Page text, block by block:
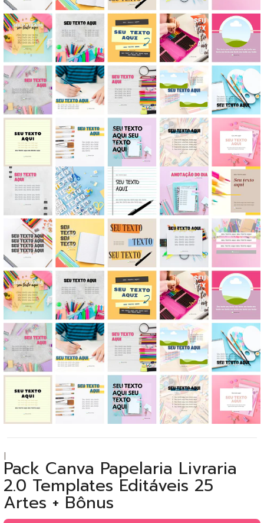
|Pack Canva Papelaria Livraria
2.0 Templates Editáveis 25
Artes + Bônus